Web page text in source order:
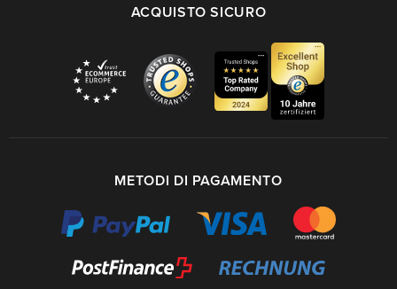
ACQUISTO SICURO
METODI DI PAGAMENTO